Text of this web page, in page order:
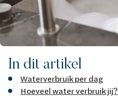
In dit artikel
Waterverbruik per dag
Hoeveel water verbruik jij?